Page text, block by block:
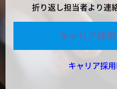
折り返し担当者より連
キャリア採
キャリア採